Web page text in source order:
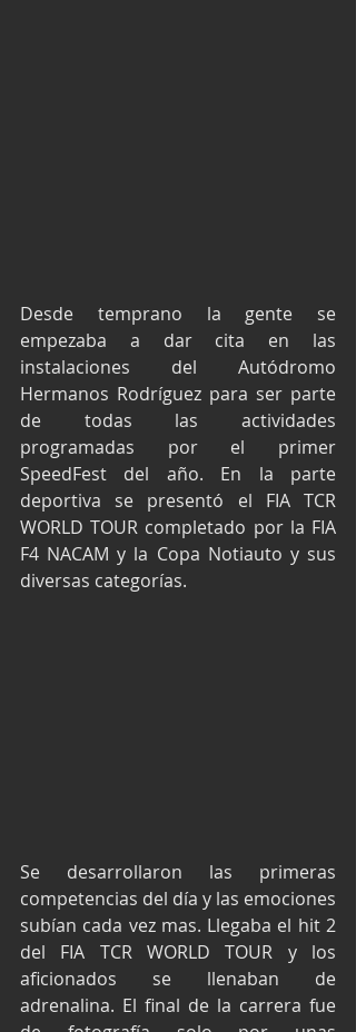
Desde temprano la gente se
empezaba a dar cita en las
instalaciones del Autódromo
Hermanos Rodríguez para ser parte
de todas las actividades
programadas por el primer
SpeedFest del año. En la parte
deportiva se presentó el FIA TCR
WORLD TOUR completado por la FIA
F4 NACAM y la Copa Notiauto y sus
diversas categorías.
Se desarrollaron las primeras
competencias del día y las emociones
subían cada vez mas. Llegaba el hit 2
del FIA TCR WORLD TOUR y los
aficionados se llenaban de
adrenalina. El final de la carrera fue